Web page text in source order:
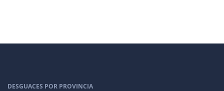
DESGUACES POR PROVINCIA